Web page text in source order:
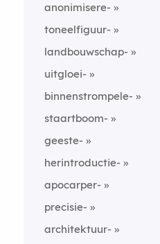
anonimisere-
toneelfiguur-
landbouwschap-
uitgloei-
binnenstrompele-
staartboom-
geeste-
herintroductie-
apocarper-
precisie-
architektuur-